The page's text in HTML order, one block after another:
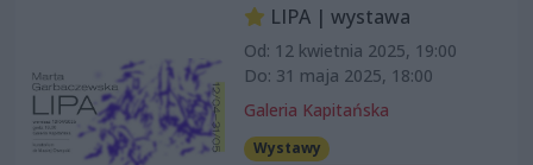
LIPA | wystawa
Od: 12 kwietnia 2025, 19:00
Do: 31 maja 2025, 18:00
Galeria Kapitańska
Wystawy